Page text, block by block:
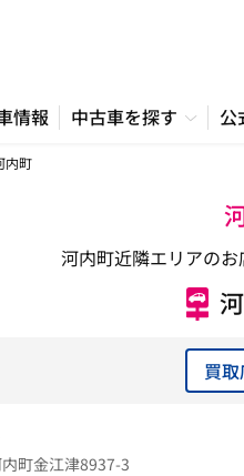
情報 中古車を探す 公
内町
河内町近隣エリアの
買
町金江津8937-3